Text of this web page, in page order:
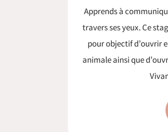
Apprends à
travers ses yeux.Ce
pour objectif d’ouvrir
animale ainsi que